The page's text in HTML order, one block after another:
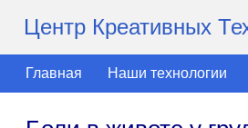
Центр Креативных
Главная Наши технологии